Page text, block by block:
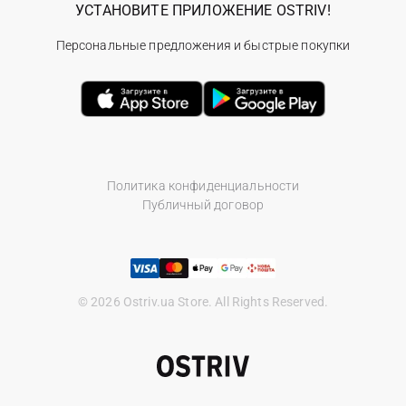
Политика конфиденциальности
Публичный договор
© 2026 Ostriv.ua Store. All Rights Reserved.
УСТАНОВИТЕ ПРИЛОЖЕНИЕ OSTRIV!
Персональные предложения и быстрые покупки